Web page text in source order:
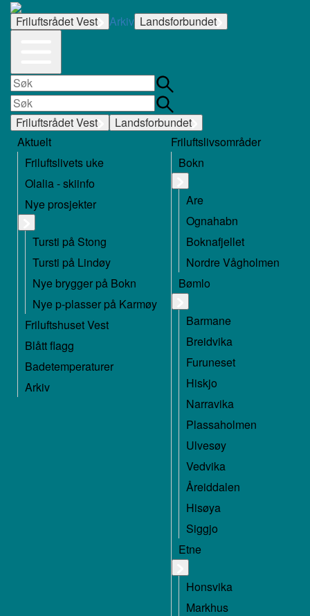
Friluftsrådet Vest Arkiv Landsforbundet
Friluftsrådet Vest
Landsforbundet
Aktuelt
Friluftslivets uke
Olalia - skiinfo
Nye prosjekter
Tursti på Stong
Tursti på Lindøy
Nye brygger på Bokn
Nye p-plasser på Karmøy
Friluftshuset Vest
Blått flagg
Badetemperaturer
Arkiv
Friluftslivsområder
Bokn
Are
Ognahabn
Boknafjellet
Nordre Vågholmen
Bømlo
Barmane
Breidvika
Furuneset
Hiskjo
Narravika
Plassaholmen
Ulvesøy
Vedvika
Åreiddalen
Hisøya
Siggjo
Etne
Honsvika
Markhus